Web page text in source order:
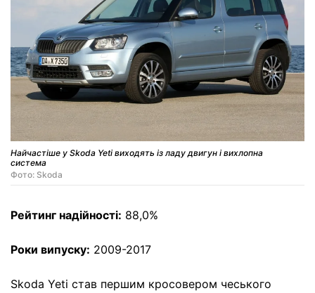
Найчастіше у Skoda Yeti виходять із ладу двигун і вихлопна
система
Фото: Skoda
Рейтинг надійності: 88,0%
Роки випуску: 2009-2017
Skoda Yeti став першим кросовером чеського